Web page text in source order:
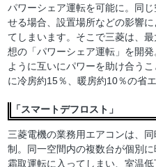
パワーシェア運転を可能に。同
せる場合、設置場所などの影響
てしまいます。そこで三菱は、
想の「パワーシェア運転」を開
ように互いにパワーを助け合う
に冷房約15％、暖房約10％の省
「スマートデフロスト」
三菱電機の業務用エアコンは、
制。同一空間内の複数台が個別
霜取運転に入ってしまい、室温